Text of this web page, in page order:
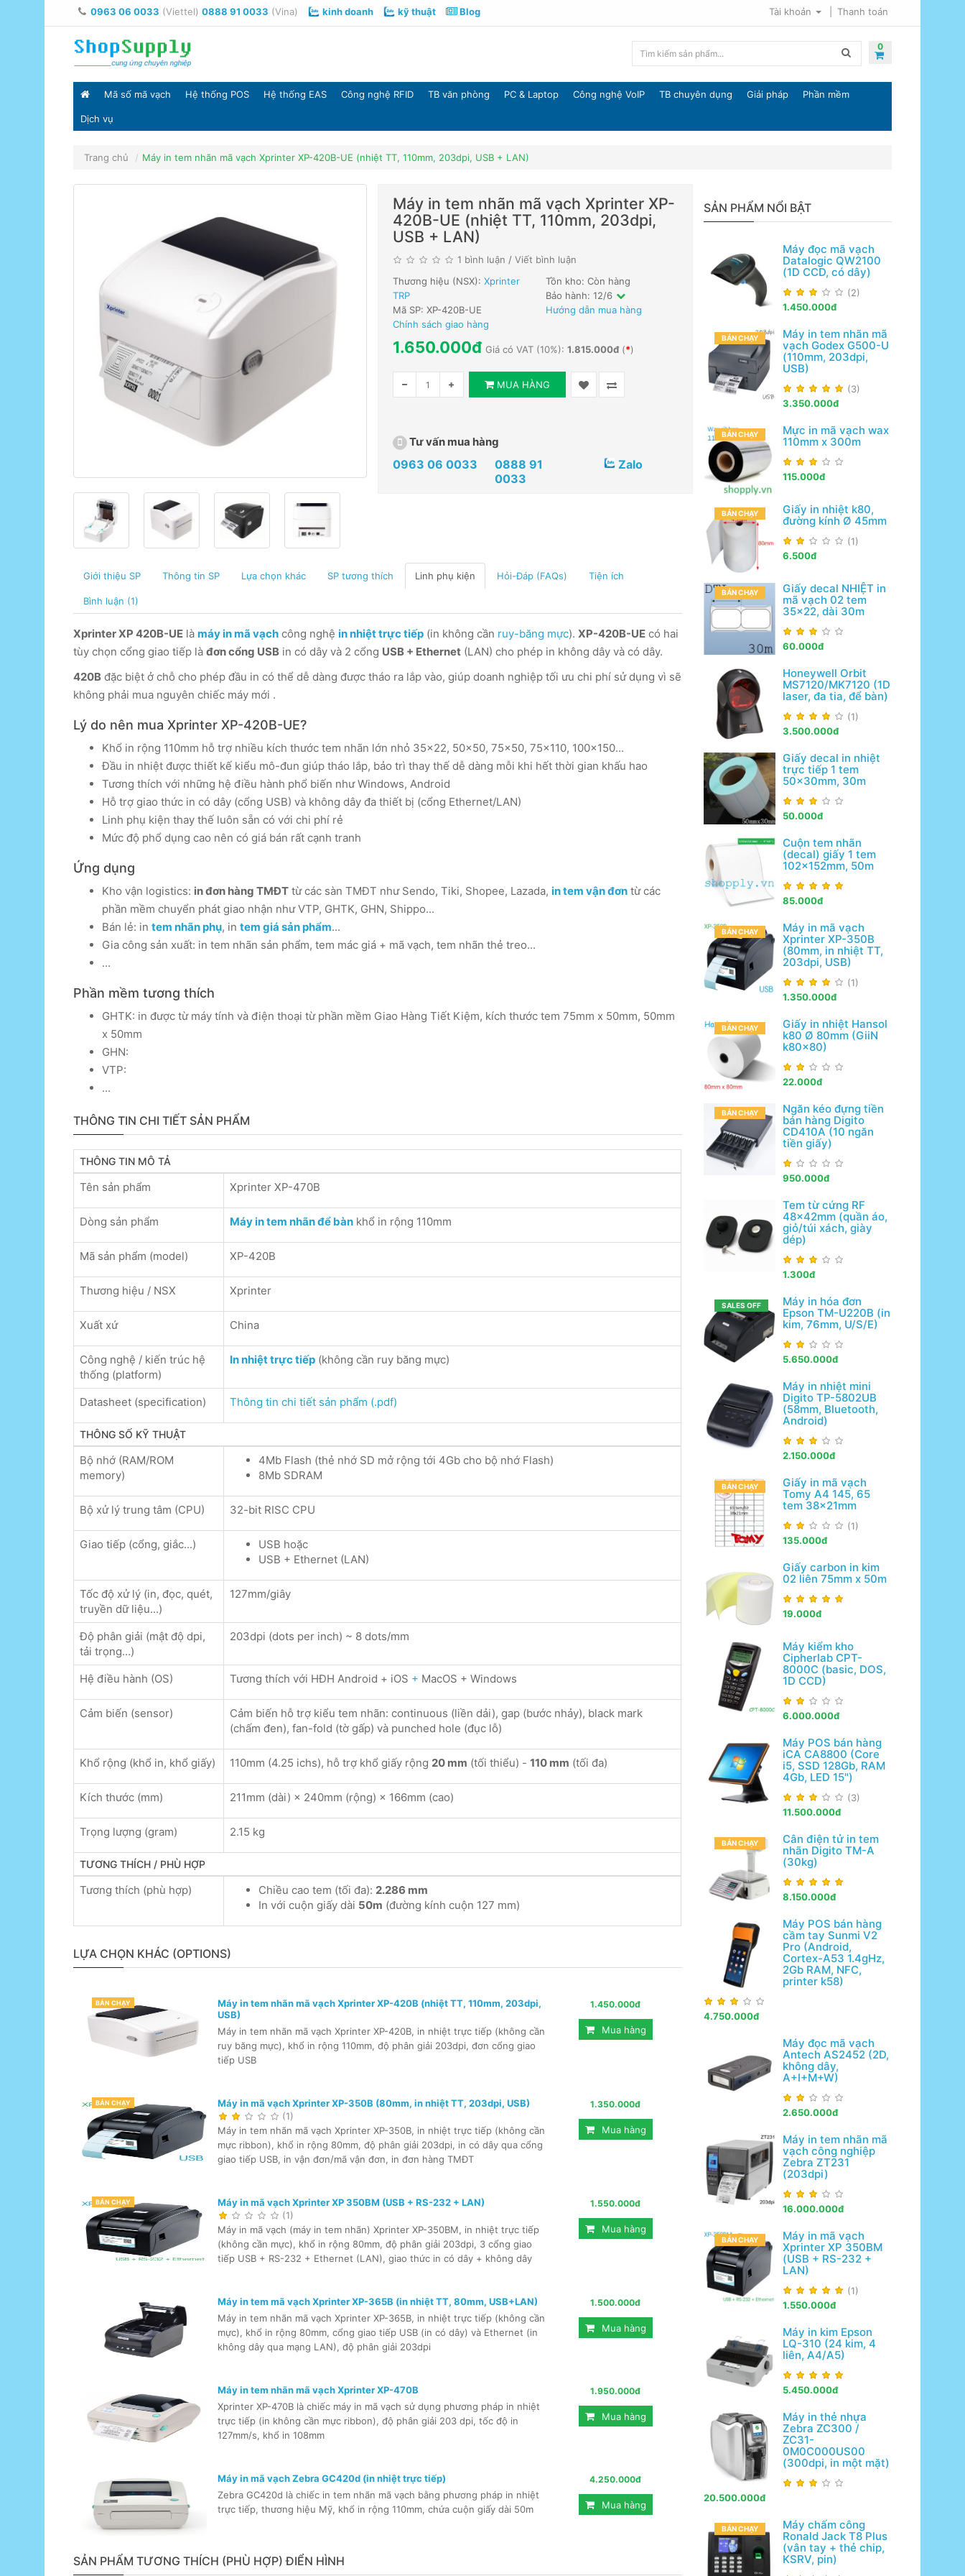
0963 06 0033 (Viettel) 0888 91 0033 (Vina) kinh doanh kỹ thuật Blog Tài khoản Thanh toán
0
Mã số mã vạch Hệ thống POS Hệ thống EAS Công nghệ RFID TB văn phòng PC & Laptop Công nghệ VoIP TB chuyên dụng Giải pháp Phần mềm
Dịch vụ
Trang chủ Máy in tem nhãn mã vạch Xprinter XP-420B-UE (nhiệt TT, 110mm, 203dpi, USB + LAN)
Máy in tem nhãn mã vạch Xprinter XP-
420B-UE (nhiệt TT, 110mm, 203dpi,
USB + LAN)
1 bình luận / Viết bình luận
Thương hiệu (NSX): Xprinter
TRP
Mã SP: XP-420B-UE
Chính sách giao hàng
Tồn kho: Còn hàng
Bảo hành: 12/6
Hướng dẫn mua hàng
1.650.000đ Giá có VAT (10%): 1.815.000đ(*)
MUA HÀNG
Tư vấn mua hàng
0963 06 0033
0888 91
0033
Zalo
Giới thiệu SP Thông tin SP Lựa chọn khác SP tương thích Linh phụ kiện Hỏi-Đáp (FAQs) Tiện ích
Bình luận (1)
Xprinter XP 420B-UE là máy in mã vạch công nghệ in nhiệt trực tiếp (in không cần ruy-băng mực). XP-420B-UE có hai
tùy chọn cổng giao tiếp là đơn cổng USB in có dây và 2 cổng USB + Ethernet (LAN) cho phép in không dây và có dây.
420B đặc biệt ở chỗ cho phép đầu in có thể dễ dàng được tháo ra lắp vào, giúp doanh nghiệp tối ưu chi phí sử dụng vì sẽ
không phải mua nguyên chiếc máy mới .
Lý do nên mua Xprinter XP-420B-UE?
Khổ in rộng 110mm hỗ trợ nhiều kích thước tem nhãn lớn nhỏ 35x22, 50x50, 75x50, 75x110, 100x150...
Đầu in nhiệt được thiết kế kiểu mô-đun giúp tháo lắp, bảo trì thay thế dễ dàng mỗi khi hết thời gian khấu hao
Tương thích với những hệ điều hành phổ biến như Windows, Android
Hỗ trợ giao thức in có dây (cổng USB) và không dây đa thiết bị (cổng Ethernet/LAN)
Linh phụ kiện thay thế luôn sẵn có với chi phí rẻ
Mức độ phổ dụng cao nên có giá bán rất cạnh tranh
Ứng dụng
Kho vận logistics: in đơn hàng TMĐT từ các sàn TMĐT như Sendo, Tiki, Shopee, Lazada, in tem vận đơn từ các
phần mềm chuyển phát giao nhận như VTP, GHTK, GHN, Shippo...
Bán lẻ: in tem nhãn phụ, in tem giá sản phẩm...
Gia công sản xuất: in tem nhãn sản phẩm, tem mác giá + mã vạch, tem nhãn thẻ treo...
...
Phần mềm tương thích
GHTK: in được từ máy tính và điện thoại từ phần mềm Giao Hàng Tiết Kiệm, kích thước tem 75mm x 50mm, 50mm
x 50mm
GHN:
VTP:
...
THÔNG TIN CHI TIẾT SẢN PHẨM
THÔNG TIN MÔ TẢ
Tên sản phẩm Xprinter XP-470B
Dòng sản phẩm Máy in tem nhãn để bàn khổ in rộng 110mm
Mã sản phẩm (model) XP-420B
Thương hiệu / NSX Xprinter
Xuất xứ China
Công nghệ / kiến trúc hệ
thống (platform)
In nhiệt trực tiếp (không cần ruy băng mực)
Datasheet (specification) Thông tin chi tiết sản phẩm (.pdf)
THÔNG SỐ KỸ THUẬT
Bộ nhớ (RAM/ROM
memory)
4Mb Flash (thẻ nhớ SD mở rộng tới 4Gb cho bộ nhớ Flash)
8Mb SDRAM
Bộ xử lý trung tâm (CPU) 32-bit RISC CPU
Giao tiếp (cổng, giắc...)
USB hoặc
USB + Ethernet (LAN)
Tốc độ xử lý (in, đọc, quét,
truyền dữ liệu...)
127mm/giây
Độ phân giải (mật độ dpi,
tải trọng...)
203dpi (dots per inch) ~ 8 dots/mm
Hệ điều hành (OS) Tương thích với HĐH Android + iOS + MacOS + Windows
Cảm biến (sensor)
Cảm biến hỗ trợ kiểu tem nhãn: continuous (liền dải), gap (bước nhảy), black mark
(chấm đen), fan-fold (tờ gấp) và punched hole (đục lỗ)
Khổ rộng (khổ in, khổ giấy) 110mm (4.25 ichs), hỗ trợ khổ giấy rộng 20 mm (tối thiểu) - 110 mm (tối đa)
Kích thước (mm) 211mm (dài) × 240mm (rộng) × 166mm (cao)
Trọng lượng (gram) 2.15 kg
TƯƠNG THÍCH / PHÙ HỢP
Tương thích (phù hợp) Chiều cao tem (tối đa): 2.286 mm
In với cuộn giấy dài 50m (đường kính cuộn 127 mm)
LỰA CHỌN KHÁC (OPTIONS)
BÁN CHẠY
Máy in tem nhãn mã vạch Xprinter XP-420B (nhiệt TT, 110mm, 203dpi,
USB)
Máy in tem nhãn mã vạch Xprinter XP-420B, in nhiệt trực tiếp (không cần
ruy băng mực), khổ in rộng 110mm, độ phân giải 203dpi, đơn cổng giao
tiếp USB
1.450.000đ
Mua hàng
BÁN CHẠY
Máy in mã vạch Xprinter XP-350B (80mm, in nhiệt TT, 203dpi, USB)
(1)
Máy in tem nhãn mã vạch Xprinter XP-350B, in nhiệt trực tiếp (không cần
mực ribbon), khổ in rộng 80mm, độ phân giải 203dpi, in có dây qua cổng
giao tiếp USB, in vận đơn/mã vận đơn, in đơn hàng TMĐT
1.350.000đ
Mua hàng
BÁN CHẠY
Máy in mã vạch Xprinter XP 350BM (USB + RS-232 + LAN)
(1)
Máy in mã vạch (máy in tem nhãn) Xprinter XP-350BM, in nhiệt trực tiếp
(không cần mực), khổ in rộng 80mm, độ phân giải 203dpi, 3 cổng giao
tiếp USB + RS-232 + Ethernet (LAN), giao thức in có dây + không dây
1.550.000đ
Mua hàng
Máy in tem mã vạch Xprinter XP-365B (in nhiệt TT, 80mm, USB+LAN)
Máy in tem nhãn mã vạch Xprinter XP-365B, in nhiệt trực tiếp (không cần
mực), khổ in rộng 80mm, cổng giao tiếp USB (in có dây) và Ethernet (in
không dây qua mạng LAN), độ phân giải 203dpi
1.500.000đ
Mua hàng
Máy in tem nhãn mã vạch Xprinter XP-470B
Xprinter XP-470B là chiếc máy in mã vạch sử dụng phương pháp in nhiệt
trực tiếp (in không cần mực ribbon), độ phân giải 203 dpi, tốc độ in
127mm/s, khổ in 108mm
1.950.000đ
Mua hàng
Máy in mã vạch Zebra GC420d (in nhiệt trực tiếp)
Zebra GC420d là chiếc in tem nhãn mã vạch bằng phương pháp in nhiệt
trực tiếp, thương hiệu Mỹ, khổ in rộng 110mm, chứa cuộn giấy dài 50m
4.250.000đ
Mua hàng
SẢN PHẨM TƯƠNG THÍCH (PHÙ HỢP) ĐIỂN HÌNH
SẢN PHẨM NỔI BẬT
Máy đọc mã vạch
Datalogic QW2100
(1D CCD, có dây)
(2)
1.450.000đ
BÁN CHẠY
Máy in tem nhãn mã
vạch Godex G500-U
(110mm, 203dpi,
USB)
(3)
3.350.000đ
BÁN CHẠY
Mực in mã vạch wax
110mm x 300m
115.000đ
BÁN CHẠY
Giấy in nhiệt k80,
đường kính Ø 45mm
(1)
6.500đ
BÁN CHẠY
Giấy decal NHIỆT in
mã vạch 02 tem
35x22, dài 30m
60.000đ
Honeywell Orbit
MS7120/MK7120 (1D
laser, đa tia, để bàn)
(1)
3.500.000đ
Giấy decal in nhiệt
trực tiếp 1 tem
50x30mm, 30m
50.000đ
Cuộn tem nhãn
(decal) giấy 1 tem
102x152mm, 50m
85.000đ
BÁN CHẠY
Máy in mã vạch
Xprinter XP-350B
(80mm, in nhiệt TT,
203dpi, USB)
(1)
1.350.000đ
BÁN CHẠY
Giấy in nhiệt Hansol
k80 Ø 80mm (GiiN
k80x80)
22.000đ
BÁN CHẠY
Ngăn kéo đựng tiền
bán hàng Digito
CD410A (10 ngăn
tiền giấy)
950.000đ
Tem từ cứng RF
48x42mm (quần áo,
giỏ/túi xách, giày
dép)
1.300đ
SALES OFF
Máy in hóa đơn
Epson TM-U220B (in
kim, 76mm, U/S/E)
5.650.000đ
Máy in nhiệt mini
Digito TP-5802UB
(58mm, Bluetooth,
Android)
2.150.000đ
BÁN CHẠY
Giấy in mã vạch
Tomy A4 145, 65
tem 38x21mm
(1)
135.000đ
Giấy carbon in kim
02 liên 75mm x 50m
19.000đ
Máy kiểm kho
Cipherlab CPT-
8000C (basic, DOS,
1D CCD)
6.000.000đ
Máy POS bán hàng
iCA CA8800 (Core
i5, SSD 128Gb, RAM
4Gb, LED 15")
(3)
11.500.000đ
BÁN CHẠY
Cân điện tử in tem
nhãn Digito TM-A
(30kg)
8.150.000đ
Máy POS bán hàng
cầm tay Sunmi V2
Pro (Android,
Cortex-A53 1.4gHz,
2Gb RAM, NFC,
printer k58)
4.750.000đ
Máy đọc mã vạch
Antech AS2452 (2D,
không dây,
A+I+M+W)
2.650.000đ
Máy in tem nhãn mã
vạch công nghiệp
Zebra ZT231
(203dpi)
16.000.000đ
BÁN CHẠY
Máy in mã vạch
Xprinter XP 350BM
(USB + RS-232 +
LAN)
(1)
1.550.000đ
Máy in kim Epson
LQ-310 (24 kim, 4
liên, A4/A5)
5.450.000đ
Máy in thẻ nhựa
Zebra ZC300 /
ZC31-
0M0C000US00
(300dpi, in một mặt)
20.500.000đ
BÁN CHẠY
Máy chấm công
Ronald Jack T8 Plus
(vân tay + thẻ chip,
KSRV, pin)